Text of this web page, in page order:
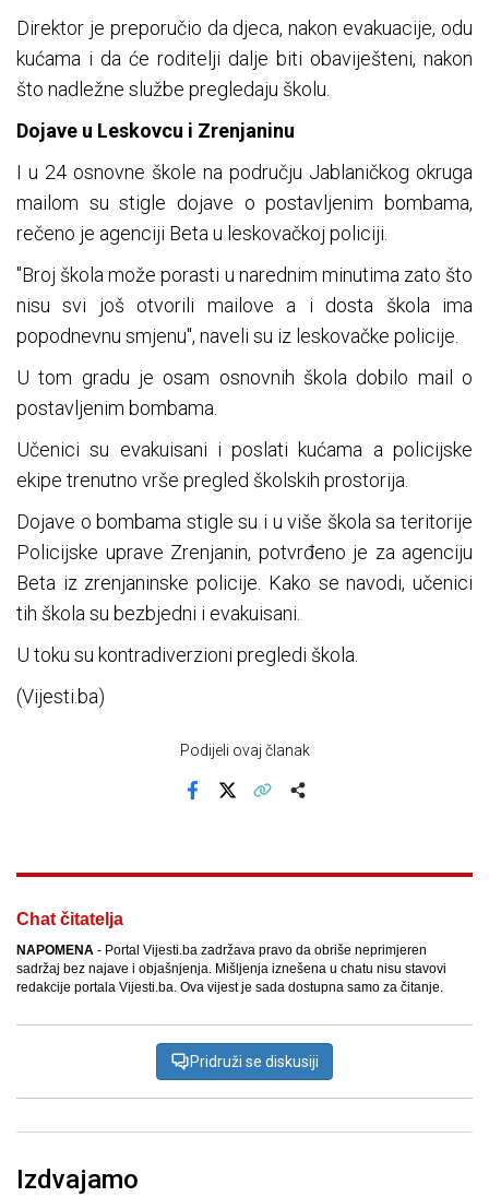
Direktor je preporučio da djeca, nakon evakuacije, odu
kućama i da će roditelji dalje biti obaviješteni, nakon
što nadležne službe pregledaju školu.
Dojave u Leskovcu i Zrenjaninu
I u 24 osnovne škole na području Jablaničkog okruga
mailom su stigle dojave o postavljenim bombama,
rečeno je agenciji Beta u leskovačkoj policiji.
"Broj škola može porasti u narednim minutima zato što
nisu svi još otvorili mailove a i dosta škola ima
popodnevnu smjenu", naveli su iz leskovačke policije.
U tom gradu je osam osnovnih škola dobilo mail o
postavljenim bombama.
Učenici su evakuisani i poslati kućama a policijske
ekipe trenutno vrše pregled školskih prostorija.
Dojave o bombama stigle su i u više škola sa teritorije
Policijske uprave Zrenjanin, potvrđeno je za agenciju
Beta iz zrenjaninske policije. Kako se navodi, učenici
tih škola su bezbjedni i evakuisani.
U toku su kontradiverzioni pregledi škola.
(Vijesti.ba)
Podijeli ovaj članak
Chat čitatelja
NAPOMENA - Portal Vijesti.ba zadržava pravo da obriše neprimjeren
sadržaj bez najave i objašnjenja. Mišljenja iznešena u chatu nisu stavovi
redakcije portala Vijesti.ba. Ova vijest je sada dostupna samo za čitanje.
Pridruži se diskusiji
Izdvajamo